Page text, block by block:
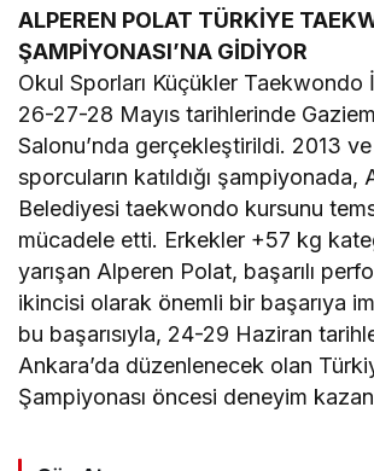
ALPEREN POLAT TÜRKİYE
ŞAMPİYONASI’NA GİDİYOR
Okul Sporları Küçükler Taekwondo
26-27-28 Mayıs tarihlerinde
Salonu’nda gerçekleştirildi. 2013
sporcuların katıldığı şampiyonada,
Belediyesi taekwondo kursunu
mücadele etti. Erkekler +57 kg
yarışan Alperen Polat, başarılı
ikincisi olarak önemli bir başarıya
bu başarısıyla, 24-29 Haziran
Ankara’da düzenlenecek olan
Şampiyonası öncesi deneyim